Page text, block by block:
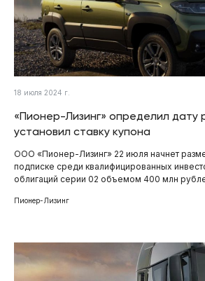
18 июля 2024 г.
«Пионер-Лизинг» определил дату
установил ставку купона
ООО «Пионер-Лизинг» 22 июля начнет
подписке среди квалифицированных
облигаций серии 02 объемом 400 млн
Пионер-Лизинг